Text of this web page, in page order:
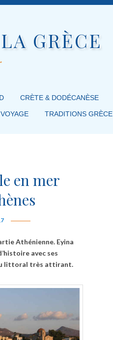
GRÈCE
CRÈTE & DODÉCANÈSE
TRADITIONS GRÈCE
en mer
Athénienne. Eyina
avec ses
littoral très attirant.